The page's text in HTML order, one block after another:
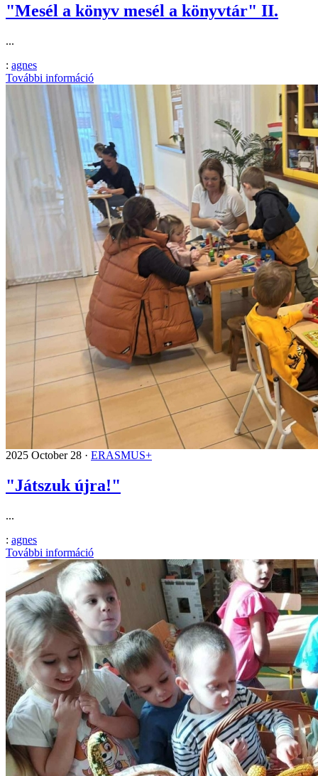
"Mesél a könyv mesél a könyvtár" II.
...
: agnes
További információ
2025 October 28 · ERASMUS+
"Játszuk újra!"
...
: agnes
További információ